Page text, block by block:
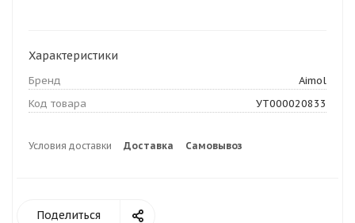
Характеристики
Бренд
Aimol
Код товара
УТ000020833
Условия доставки Доставка Самовывоз
Поделиться